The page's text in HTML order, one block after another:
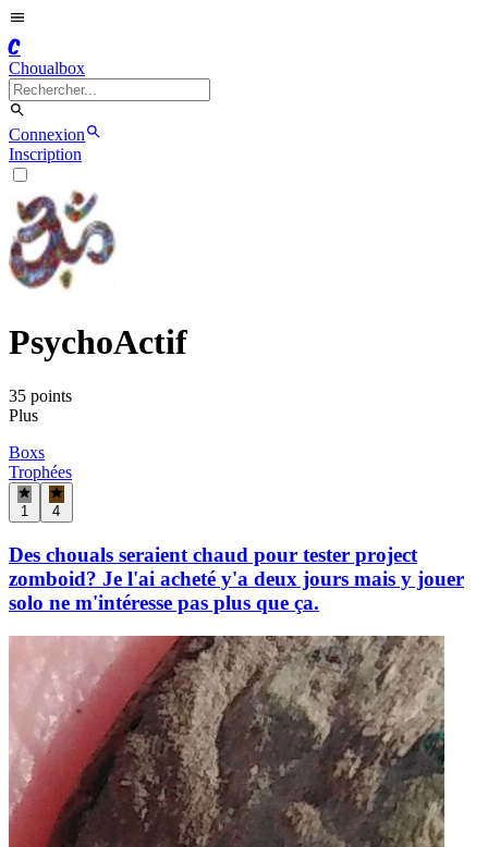
C
Choualbox
Connexion
Inscription
PsychoActif
35 points
Plus
Boxs
Trophées
1 4
Des chouals seraient chaud pour tester project
zomboid? Je l'ai acheté y'a deux jours mais y jouer
solo ne m'intéresse pas plus que ça.